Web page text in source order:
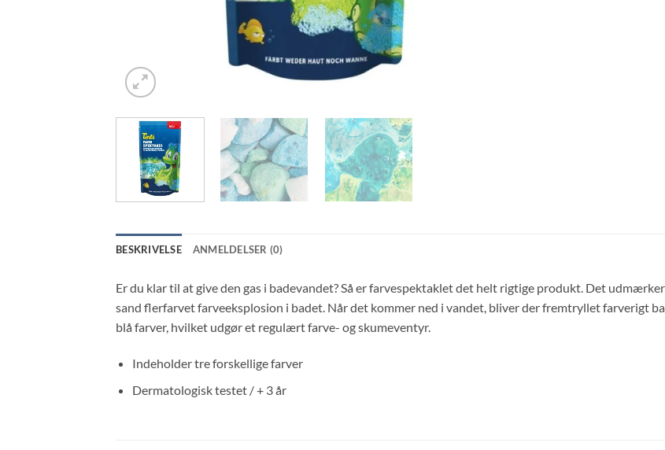
BESKRIVELSE ANMELDELSER (0)
Er du klar til at give den gas i badevandet? Så er farvespektaklet det helt rigtige produkt. Det
sand flerfarvet farveeksplosion i badet. Når det kommer ned i vandet, bliver der fremtryllet farverigt
blå farver, hvilket udgør et regulært farve- og skumeventyr.
Indeholder tre forskellige farver
Dermatologisk testet / + 3 år